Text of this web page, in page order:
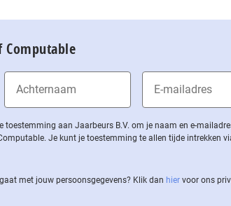
toestemming aan Jaarbeurs B.V. om je naam en e-
Je kunt je toestemming te allen tijde intrekken
met jouw per­soons­ge­ge­vens? Klik dan hier voor ons